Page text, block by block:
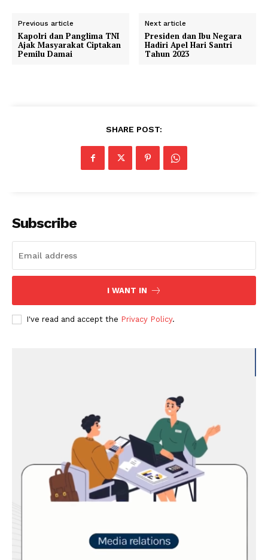
Previous article
Kapolri dan Panglima TNI
Ajak Masyarakat Ciptakan
Pemilu Damai
Next article
Presiden dan Ibu Negara
Hadiri Apel Hari Santri
Tahun 2023
SHARE POST:
Subscribe
I WANT IN
I've read and accept the Privacy Policy.